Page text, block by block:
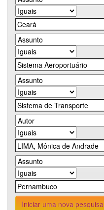
Iniciar uma nova pesquisa